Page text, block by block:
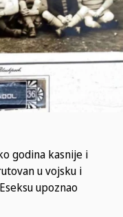
godina kasnije i
u vojsku i
upoznao